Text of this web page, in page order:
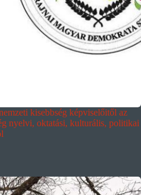
kisebbség képviselőitől az
nyelvi, oktatási, kulturális, politikai